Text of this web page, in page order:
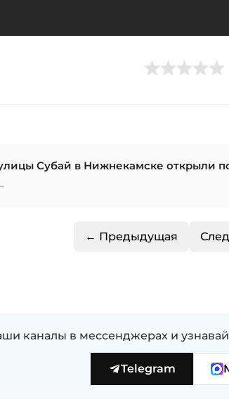
Субай в Нижнекамске открыли
← Предыдущая
каналы в мессенджерах и
Telegram